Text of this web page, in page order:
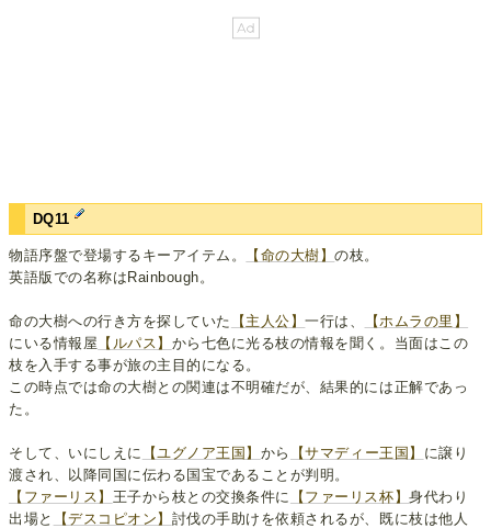
DQ11
物語序盤で登場するキーアイテム。 【命の大樹】の枝。
英語版での名称はRainbough。
命の大樹への行き方を探していた 【主人公】一行は、
【ホムラの里】
にいる情報屋 【ルパス】 から七色に光る枝の情報を聞く。当面はこの
枝を入手する事が旅の主目的になる。
この時点では命の大樹との関連は不明確だが、結果的には正解であっ
た。
そして、いにしえに 【ユグノア王国】 から 【サマディー王国】 に譲り
渡され、以降同国に伝わる国宝であることが判明。
【ファーリス】 王子から枝との交換条件に 【ファーリス杯】身代わり
出場と
【デスコピオン】 討伐の手助けを依頼されるが、既に枝は他人